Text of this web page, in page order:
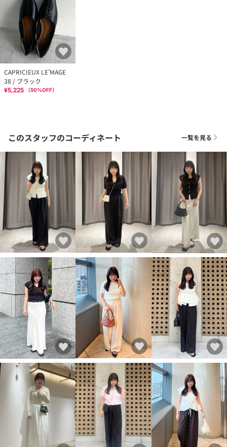
CAPRICIEUX LE'MAGE
38 / ブラック
¥5,225 （50%OFF）
このスタッフのコーディネート 一覧を見る